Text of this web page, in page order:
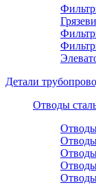
Детали
Отводы